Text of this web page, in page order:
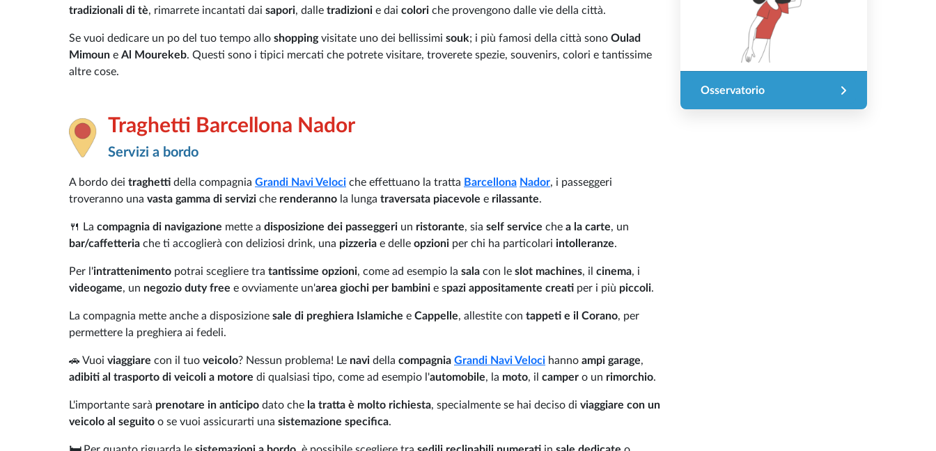
tradizionali di tè, rimarrete incantati dai sapori, dalle tradizioni e dai colori che provengono dalle vie della città.
Se vuoi dedicare un po del tuo tempo allo shoppingvisitate uno dei bellissimi souk; i più famosi della città sono Oulad
Mimoun e Al Mourekeb. Questi sono i tipici mercati che potrete visitare, troverete spezie, souvenirs, colori e tantissime
altre cose.
Traghetti Barcellona Nador
Servizi a bordo
A bordo dei traghetti della compagnia Grandi Navi Veloci che effettuano la tratta Barcellona Nador, i passeggeri
troveranno una vasta gamma di servizi che renderanno la lunga traversata piacevole e rilassante.
🍴 La compagnia di navigazione mette a disposizione dei passeggeri un ristorante, sia self service che a la carte, un
bar/caffetteria che ti accoglierà con deliziosi drink, una pizzeria e delle opzioni per chi ha particolari intolleranze.
Per l'intrattenimento potrai scegliere tra tantissime opzioni, come ad esempio la sala con le slot machines, il cinema, i
videogame, un negozio duty free e ovviamente un'area giochi per bambini e spazi appositamente creati per i più piccoli.
La compagnia mette anche a disposizione sale di preghiera Islamiche e Cappelle, allestite con tappeti e il Corano, per
permettere la preghiera ai fedeli.
🚗 Vuoi viaggiare con il tuo veicolo? Nessun problema! Le navi della compagnia Grandi Navi Veloci hanno ampi garage,
adibiti al trasporto di veicoli a motore di qualsiasi tipo, come ad esempio l'automobile, la moto, il camper o un rimorchio.
L'importante sarà prenotare in anticipo dato che la tratta è molto richiesta, specialmente se hai deciso di viaggiare con un
veicolo al seguito o se vuoi assicurarti una sistemazione specifica.
Osservatorio